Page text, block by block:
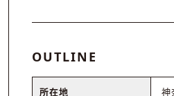
OUTLINE
所在地 神